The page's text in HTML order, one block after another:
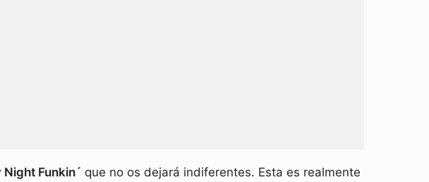
Night Funkin´ que no os dejará indiferentes. Esta es realmente